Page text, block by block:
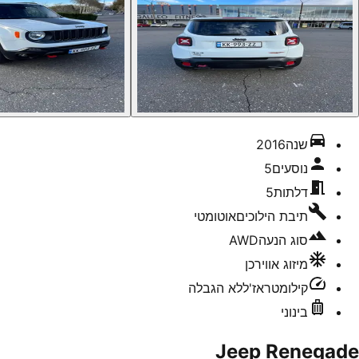
שנה2016
נוסעים5
דלתות5
תיבת הילוכיםאוטומטי
סוג הנעהAWD
מיזוג אווירכן
קילומטראז'ללא הגבלה
בינוני
Jeep Renegade